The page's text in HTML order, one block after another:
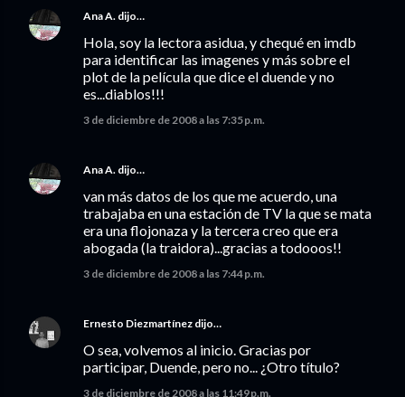
Ana A. dijo…
Hola, soy la lectora asidua, y chequé en imdb
para identificar las imagenes y más sobre el
plot de la película que dice el duende y no
es...diablos!!!
3 de diciembre de 2008 a las 7:35 p.m.
Ana A. dijo…
van más datos de los que me acuerdo, una
trabajaba en una estación de TV la que se mata
era una flojonaza y la tercera creo que era
abogada (la traidora)...gracias a todooos!!
3 de diciembre de 2008 a las 7:44 p.m.
Ernesto Diezmartínez dijo…
O sea, volvemos al inicio. Gracias por
participar, Duende, pero no... ¿Otro título?
3 de diciembre de 2008 a las 11:49 p.m.